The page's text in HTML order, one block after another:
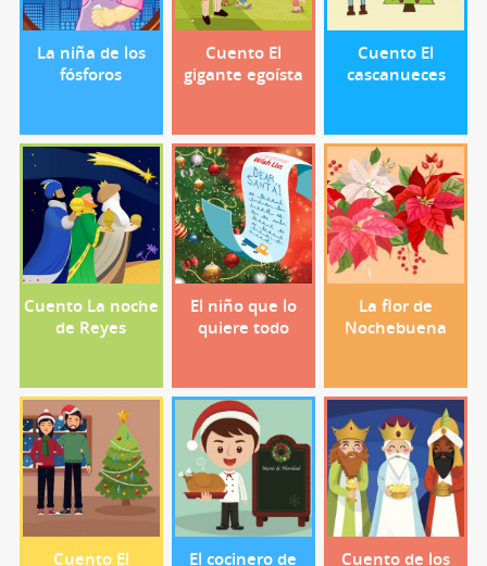
La niña de los
fósforos
Cuento El
gigante egoísta
Cuento El
cascanueces
Cuento La noche
de Reyes
El niño que lo
quiere todo
La flor de
Nochebuena
Cuento El
El cocinero de
Cuento de los